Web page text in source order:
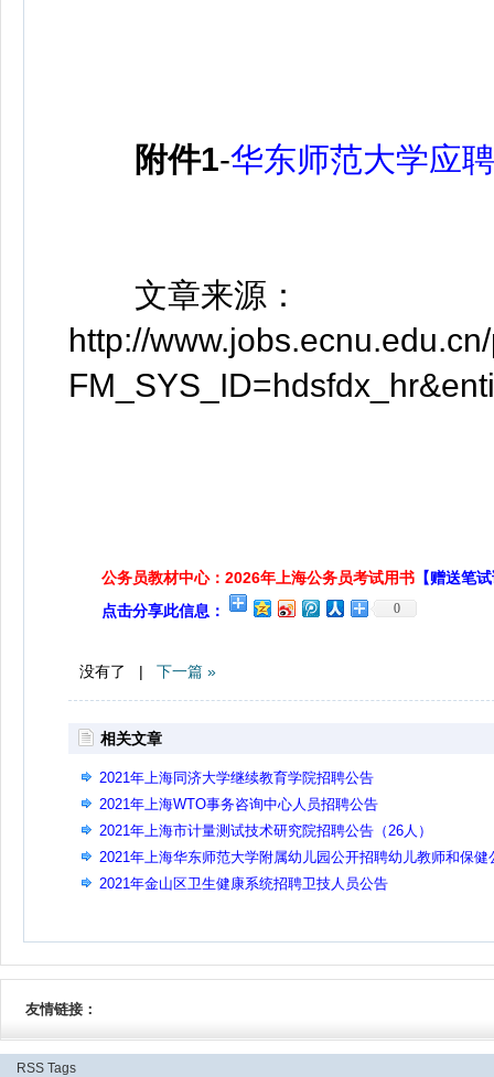
附件1-华东师范大学应
文章来源：
http://
公务员教材中心：2026年上海公务员考试用书 【赠送笔
点击分享此信息：
0
没有了 | 下一篇 »
相关文章
2021年上海同济大学继续教育学院招聘公告
2021年上海WTO事务咨询中心人员招聘公告
2021年上海市计量测试技术研究院招聘公告（26人）
2021年上海华东师范大学附属幼儿园公开招聘幼儿教师和保健
告
2021年金山区卫生健康系统招聘卫技人员公告
友情链接：
RSS Tags